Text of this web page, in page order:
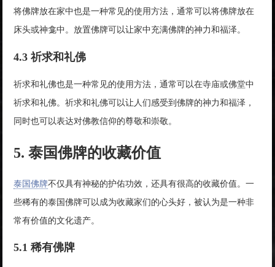
将佛牌放在家中也是一种常见的使用方法，通常可以将佛牌放在
床头或神龛中。放置佛牌可以让家中充满佛牌的神力和福泽。
4.3 祈求和礼佛
祈求和礼佛也是一种常见的使用方法，通常可以在寺庙或佛堂中
祈求和礼佛。祈求和礼佛可以让人们感受到佛牌的神力和福泽，
同时也可以表达对佛教信仰的尊敬和崇敬。
5. 泰国佛牌的收藏价值
泰国佛牌不仅具有神秘的护佑功效，还具有很高的收藏价值。一
些稀有的泰国佛牌可以成为收藏家们的心头好，被认为是一种非
常有价值的文化遗产。
5.1 稀有佛牌